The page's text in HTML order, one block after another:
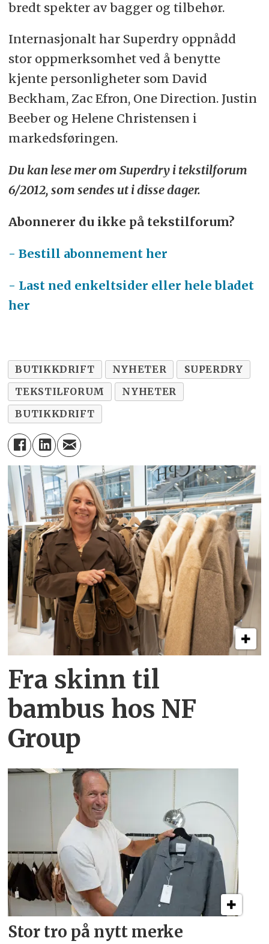
bredt spekter av bagger og tilbehør.
Internasjonalt har Superdry oppnådd
stor oppmerksomhet ved å benytte
kjente personligheter som David
Beckham, Zac Efron, One Direction. Justin
Beeber og Helene Christensen i
markedsføringen.
Du kan lese mer om Superdry i tekstilforum
6/2012, som sendes ut i disse dager.
Abonnerer du ikke på tekstilforum?
- Bestill abonnement her
- Last ned enkeltsider eller hele bladet
her
BUTIKKDRIFT NYHETER
SUPERDRY
TEKSTILFORUM
NYHETER
BUTIKKDRIFT
Fra skinn til
bambus hos NF
Group
Stor tro på nytt merke